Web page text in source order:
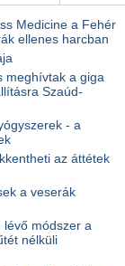
Medicine a Fehér
ellenes harcban
meghívtak a giga
Szaúd-
- a
az áttétek
a veserák
lévő módszer a
nélküli